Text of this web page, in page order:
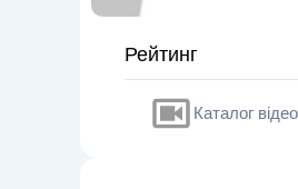
Рейтинг
Каталог